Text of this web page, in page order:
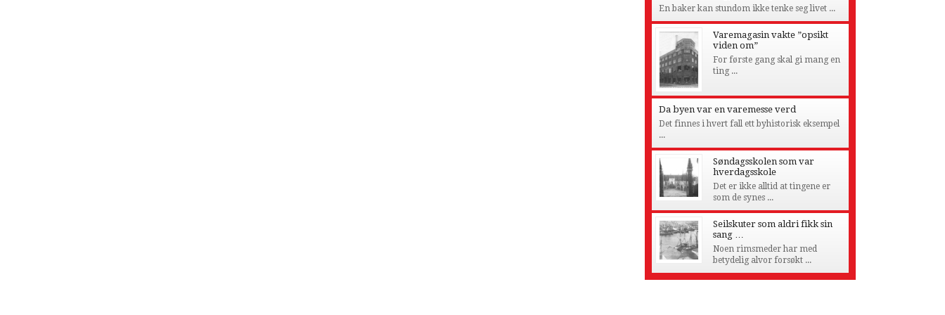
En baker kan stundom ikke tenke seg livet ...
Varemagasin vakte ”opsikt
viden om”
For første gang skal gi mang en
ting ...
Da byen var en varemesse verd
Det finnes i hvert fall ett byhistorisk eksempel
...
Søndagsskolen som var
hverdagsskole
Det er ikke alltid at tingene er
som de synes ...
Seilskuter som aldri fikk sin
sang …
Noen rimsmeder har med
betydelig alvor forsøkt ...